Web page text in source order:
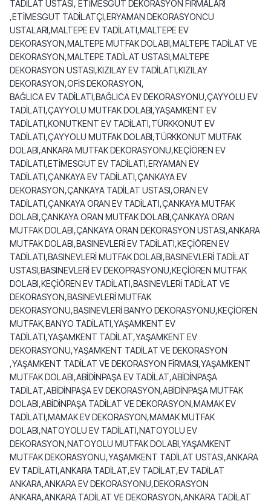
TADİLAT USTASI, ETİMESGUT DEKORASYON FİRMALARI
,ETİMESGUT TADİLATÇI,ERYAMAN DEKORASYONCU
USTALARI,MALTEPE EV TADİLATI,MALTEPE EV
DEKORASYON,MALTEPE MUTFAK DOLABI,MALTEPE TADİLAT VE
DEKORASYON,MALTEPE TADİLAT USTASI,MALTEPE
DEKORASYON USTASI,KIZILAY EV TADİLATI,KIZILAY
DEKORASYON,OFİS DEKORASYON,
BAĞLICA EV TADİLATI,BAĞLICA EV DEKORASYONU,ÇAYYOLU EV
TADİLATI,ÇAYYOLU MUTFAK DOLABI,YAŞAMKENT EV
TADİLATI,KONUTKENT EV TADİLATI,TÜRKKONUT EV
TADİLATI,ÇAYYOLU MUTFAK DOLABI,TÜRKKONUT MUTFAK
DOLABI,ANKARA MUTFAK DEKORASYONU,KEÇİÖREN EV
TADİLATI,ETİMESGUT EV TADİLATI,ERYAMAN EV
TADİLATI,ÇANKAYA EV TADİLATI,ÇANKAYA EV
DEKORASYON,ÇANKAYA TADİLAT USTASI,ORAN EV
TADİLATI,ÇANKAYA ORAN EV TADİLATI,ÇANKAYA MUTFAK
DOLABI,ÇANKAYA ORAN MUTFAK DOLABI,ÇANKAYA ORAN
MUTFAK DOLABI,ÇANKAYA ORAN DEKORASYON USTASI,ANKARA
MUTFAK DOLABI,BASINEVLERİ EV TADİLATI,KEÇİÖREN EV
TADİLATI,BASINEVLERİ MUTFAK DOLABI,BASINEVLERİ TADİLAT
USTASI,BASINEVLERİ EV DEKOPRASYONU,KEÇİÖREN MUTFAK
DOLABI,KEÇİÖREN EV TADİLATI,BASINEVLERİ TADİLAT VE
DEKORASYON,BASINEVLERİ MUTFAK
DEKORASYONU,BASINEVLERİ BANYO DEKORASYONU,KEÇİÖREN
MUTFAK,BANYO TADİLATI,YAŞAMKENT EV
TADİLATI,YAŞAMKENT TADİLAT,YAŞAMKENT EV
DEKORASYONU,YAŞAMKENT TADİLAT VE DEKORASYON
,YAŞAMKENT TADİLAT VE DEKORASYON FİRMASI,YAŞAMKENT
MUTFAK DOLABI,ABİDİNPAŞA EV TADİLAT,ABİDİNPAŞA
TADİLAT,ABİDİNPAŞA EV DEKORASYON,ABİDİNPAŞA MUTFAK
DOLABI,ABİDİNPAŞA TADİLAT VE DEKORASYON,MAMAK EV
TADİLATI,MAMAK EV DEKORASYON,MAMAK MUTFAK
DOLABI,NATOYOLU EV TADİLATI,NATOYOLU EV
DEKORASYON,NATOYOLU MUTFAK DOLABI,YAŞAMKENT
MUTFAK DEKORASYONU,YAŞAMKENT TADİLAT USTASI,ANKARA
EV TADİLATI,ANKARA TADİLAT,EV TADİLAT,EV TADİLAT
ANKARA,ANKARA EV DEKORASYONU,DEKORASYON
ANKARA,ANKARA TADİLAT VE DEKORASYON,ANKARA TADİLAT